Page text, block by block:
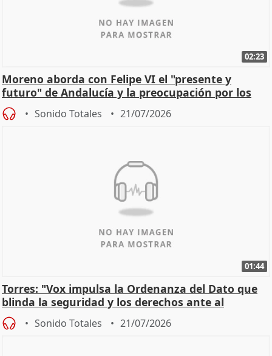
02:23
Moreno aborda con Felipe VI el "presente y
futuro" de Andalucía y la preocupación por los
incendios
Sonido Totales 21/07/2026
01:44
Torres: "Vox impulsa la Ordenanza del Dato que
blinda la seguridad y los derechos ante al
control"
Sonido Totales 21/07/2026